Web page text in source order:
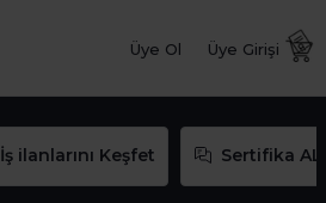
Üye Ol Üye Girişi
İş ilanlarını Keşfet Sertifika AL